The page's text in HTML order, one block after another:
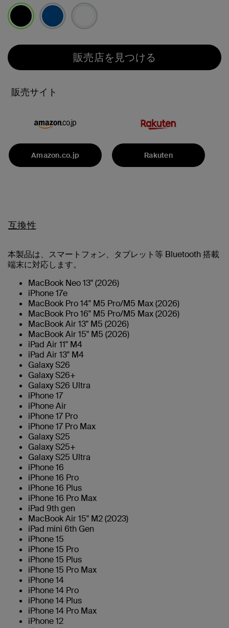
販売店を見つける
販売サイト
Amazon.co.jp Rakuten
互換性
本製品は、スマートフォン、タブレット等 Bluetooth 搭載
端末に対応します。
MacBook Neo 13" (2026)
iPhone 17e
MacBook Pro 14" M5 Pro/M5 Max (2026)
MacBook Pro 16" M5 Pro/M5 Max (2026)
MacBook Air 13" M5 (2026)
MacBook Air 15" M5 (2026)
iPad Air 11" M4
iPad Air 13" M4
Galaxy S26
Galaxy S26+
Galaxy S26 Ultra
iPhone 17
iPhone Air
iPhone 17 Pro
iPhone 17 Pro Max
Galaxy S25
Galaxy S25+
Galaxy S25 Ultra
iPhone 16
iPhone 16 Pro
iPhone 16 Plus
iPhone 16 Pro Max
iPad 9th gen
MacBook Air 15" M2 (2023)
iPad mini 6th Gen
iPhone 15
iPhone 15 Pro
iPhone 15 Plus
iPhone 15 Pro Max
iPhone 14
iPhone 14 Pro
iPhone 14 Plus
iPhone 14 Pro Max
iPhone 12